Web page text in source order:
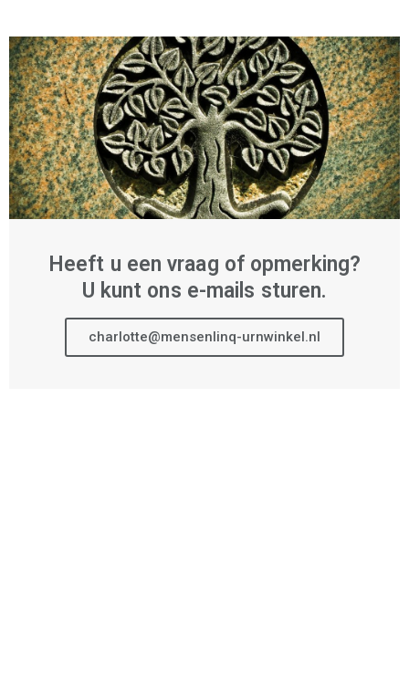
Heeft u een vraag of opmerking?
U kunt ons e-mails sturen.
charlotte@mensenlinq-urnwinkel.nl